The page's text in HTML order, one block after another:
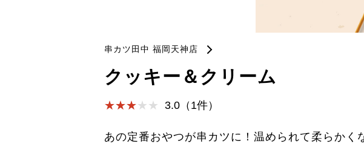
串カツ田中 福岡天神店
クッキー＆クリーム
3.0（1件）
あの定番おやつが串カツに！温められて柔らか